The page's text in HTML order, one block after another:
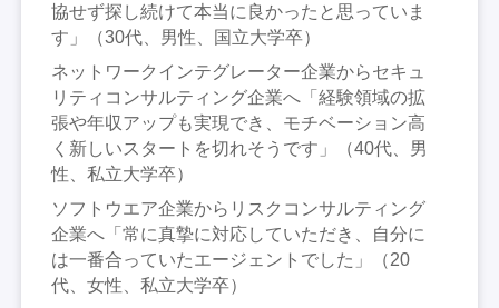
協せず探し続けて本当に良かったと思っていま
す」（30代、男性、国立大学卒）
ネットワークインテグレーター企業からセキュ
リティコンサルティング企業へ「経験領域の拡
張や年収アップも実現でき、モチベーション高
く新しいスタートを切れそうです」（40代、男
性、私立大学卒）
ソフトウエア企業からリスクコンサルティング
企業へ「常に真摯に対応していただき、自分に
は一番合っていたエージェントでした」（20
代、女性、私立大学卒）